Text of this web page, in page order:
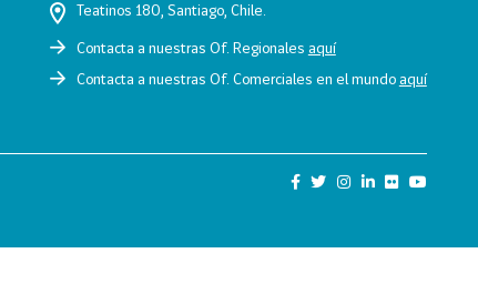
Teatinos 180, Santiago, Chile.
Contacta a nuestras Of. Regionales aquí
Contacta a nuestras Of. Comerciales en el mundoaquí